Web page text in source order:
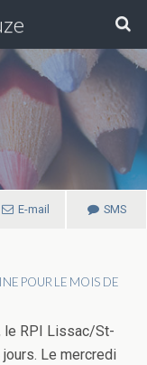
E-mail SMS
POUR LE MOIS DE
le RPI Lissac/St-
Le mercredi